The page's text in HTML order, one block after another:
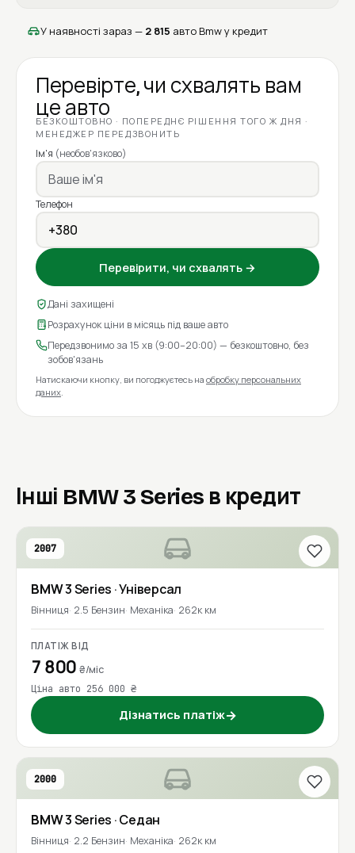
У наявності зараз — 2 815 авто Bmw у кредит
Перевірте, чи схвалять вам
це авто
БЕЗКОШТОВНО · ПОПЕРЕДНЄ РІШЕННЯ ТОГО Ж ДНЯ ·
МЕНЕДЖЕР ПЕРЕДЗВОНИТЬ
Ім'я (необов'язково)
Телефон
Перевірити, чи схвалять →
Дані захищені
Розрахунок ціни в місяць під ваше авто
Передзвонимо за 15 хв (9:00–20:00) — безкоштовно, без
зобов'язань
Натискаючи кнопку, ви погоджуєтесь на обробку персональних
даних.
Інші BMW 3 Series в кредит
2007
BMW3 Series · Універсал
Вінниця 2.5 Бензин Механіка 262к км
ПЛАТІЖ ВІД
7 800₴/міс
Ціна авто 256 000 ₴
Дізнатись платіж→
2000
BMW3 Series · Седан
Вінниця 2.2 Бензин Механіка 262к км